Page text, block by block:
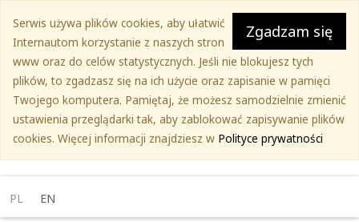
treści
głównej
Zgadzam się
Serwis używa plików cookies, aby ułatwić
Internautom korzystanie z naszych stron
www oraz do celów statystycznych. Jeśli nie blokujesz tych
plików, to zgadzasz się na ich użycie oraz zapisanie w pamięci
Twojego komputera. Pamiętaj, że możesz samodzielnie zmienić
ustawienia przeglądarki tak, aby zablokować zapisywanie plików
cookies. Więcej informacji znajdziesz w Polityce prywatności
PL EN